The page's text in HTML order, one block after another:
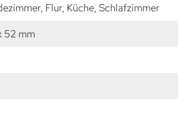
Flur, Küche, Schlafzimmer
52 mm